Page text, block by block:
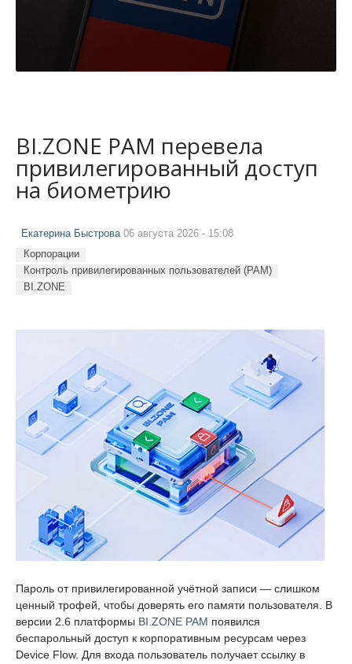
BI.ZONE PAM перевела
привилегированный доступ
на биометрию
Екатерина Быстрова 06 августа 2026 - 15:08
Корпорации
Контроль привилегированных пользователей (PAM)
BI.ZONE
Пароль от привилегированной учётной записи — слишком
ценный трофей, чтобы доверять его памяти пользователя. В
версии 2.6 платформы BI.ZONE PAM появился
беспарольный доступ к корпоративным ресурсам через
Device Flow. Для входа пользователь получает ссылку в